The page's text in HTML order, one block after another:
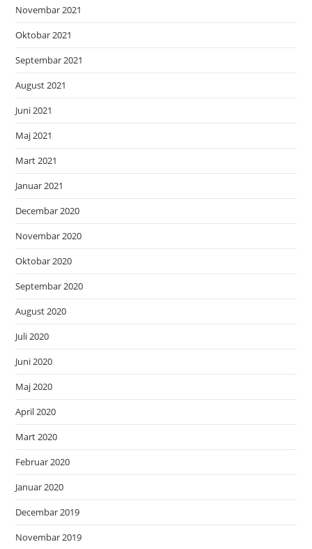
Novembar 2021
Oktobar 2021
Septembar 2021
August 2021
Juni 2021
Maj 2021
Mart 2021
Januar 2021
Decembar 2020
Novembar 2020
Oktobar 2020
Septembar 2020
August 2020
Juli 2020
Juni 2020
Maj 2020
April 2020
Mart 2020
Februar 2020
Januar 2020
Decembar 2019
Novembar 2019